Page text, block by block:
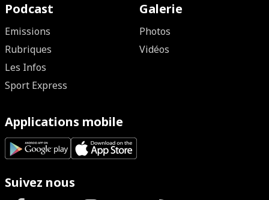
Podcast
Emissions
Rubriques
Les Infos
Sport Express
Galerie
Photos
Vidéos
Applications mobile
Suivez nous